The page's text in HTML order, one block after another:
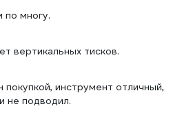
по многу.
вертикальных тисков.
инструмент отличный,
не подводил.